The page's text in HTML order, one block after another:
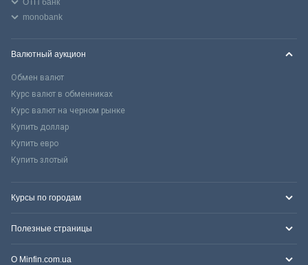
monobank
Валютный аукцион
Обмен валют
Курс валют в обменниках
Курс валют на черном рынке
Купить доллар
Купить евро
Купить злотый
Курсы по городам
Полезные страницы
О Minfin.com.ua